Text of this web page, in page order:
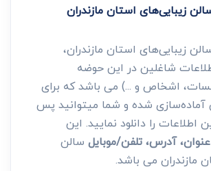
زیبایی‌های استان مازندران
زیبایی‌های استان مازندران،
شاغلین در این حوضه
اشخاص و ...) می باشد که برای
آماده‌سازی شده و شما میتوانید پس
اطلاعات را دانلود نمایید. این
عنوان، آدرس، تلفن/موبایل سالن
مازندران می باشد.